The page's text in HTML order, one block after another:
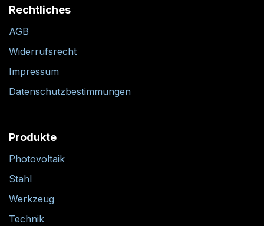
Rechtliches
AGB
Widerrufsrecht
Impressum
Datenschutzbestimmungen
Produkte
Photovoltaik
Stahl
Werkzeug
Technik